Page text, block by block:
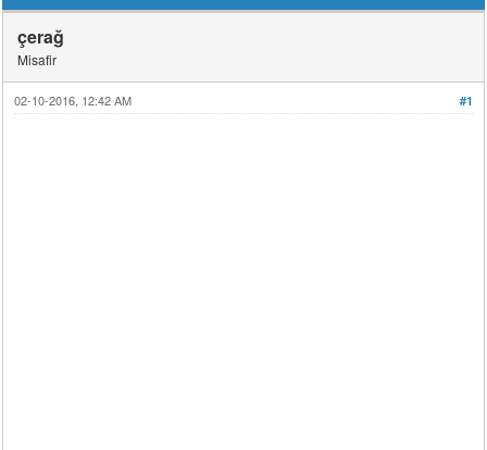
çerağ
Misafir
#1
02-10-2016, 12:42 AM